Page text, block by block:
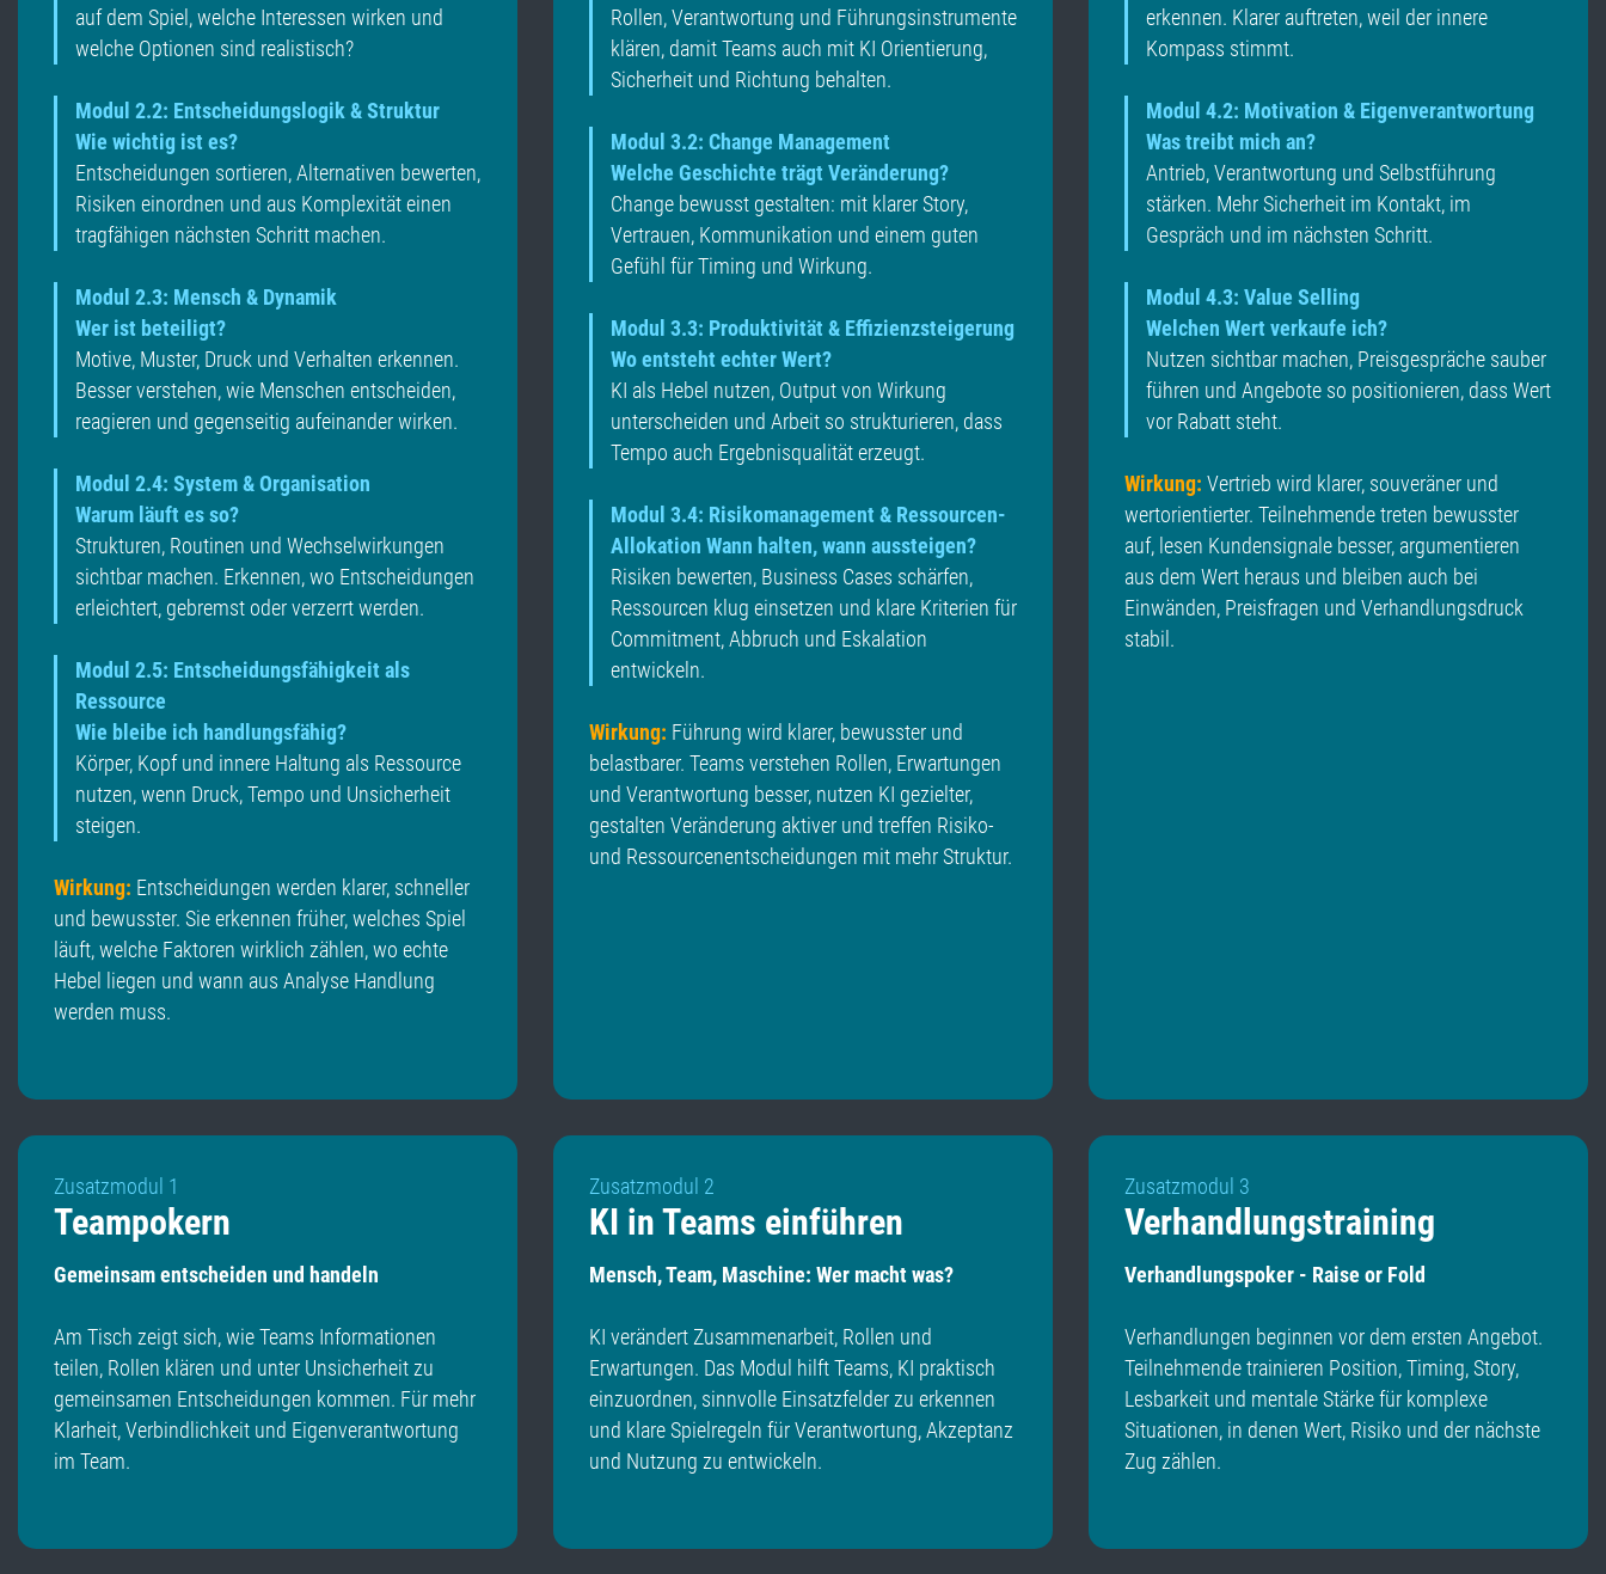
auf dem Spiel, welche Interessen wirken und
welche Optionen sind realistisch?
Modul 2.2: Entscheidungslogik & Struktur
Wie wichtig ist es?
Entscheidungen sortieren, Alternativen bewerten,
Risiken einordnen und aus Komplexität einen
tragfähigen nächsten Schritt machen.
Modul 2.3: Mensch & Dynamik
Wer ist beteiligt?
Motive, Muster, Druck und Verhalten erkennen.
Besser verstehen, wie Menschen entscheiden,
reagieren und gegenseitig aufeinander wirken.
Modul 2.4: System & Organisation
Warum läuft es so?
Strukturen, Routinen und Wechselwirkungen
sichtbar machen. Erkennen, wo Entscheidungen
erleichtert, gebremst oder verzerrt werden.
Modul 2.5: Entscheidungsfähigkeit als
Ressource
Wie bleibe ich handlungsfähig?
Körper, Kopf und innere Haltung als Ressource
nutzen, wenn Druck, Tempo und Unsicherheit
steigen.
Wirkung: Entscheidungen werden klarer, schneller
und bewusster. Sie erkennen früher, welches Spiel
läuft, welche Faktoren wirklich zählen, wo echte
Hebel liegen und wann aus Analyse Handlung
werden muss.
Rollen, Verantwortung und Führungsinstrumente
klären, damit Teams auch mit KI Orientierung,
Sicherheit und Richtung behalten.
Modul 3.2: Change Management
Welche Geschichte trägt Veränderung?
Change bewusst gestalten: mit klarer Story,
Vertrauen, Kommunikation und einem guten
Gefühl für Timing und Wirkung.
Modul 3.3: Produktivität & Effizienzsteigerung
Wo entsteht echter Wert?
KI als Hebel nutzen, Output von Wirkung
unterscheiden und Arbeit so strukturieren, dass
Tempo auch Ergebnisqualität erzeugt.
Modul 3.4: Risikomanagement & Ressourcen-
Allokation Wann halten, wann aussteigen?
Risiken bewerten, Business Cases schärfen,
Ressourcen klug einsetzen und klare Kriterien für
Commitment, Abbruch und Eskalation
entwickeln.
Wirkung: Führung wird klarer, bewusster und
belastbarer. Teams verstehen Rollen, Erwartungen
und Verantwortung besser, nutzen KI gezielter,
gestalten Veränderung aktiver und treffen Risiko-
und Ressourcenentscheidungen mit mehr Struktur.
erkennen. Klarer auftreten, weil der innere
Kompass stimmt.
Modul 4.2: Motivation & Eigenverantwortung
Was treibt mich an?
Antrieb, Verantwortung und Selbstführung
stärken. Mehr Sicherheit im Kontakt, im
Gespräch und im nächsten Schritt.
Modul 4.3: Value Selling
Welchen Wert verkaufe ich?
Nutzen sichtbar machen, Preisgespräche sauber
führen und Angebote so positionieren, dass Wert
vor Rabatt steht.
Wirkung: Vertrieb wird klarer, souveräner und
wertorientierter. Teilnehmende treten bewusster
auf, lesen Kundensignale besser, argumentieren
aus dem Wert heraus und bleiben auch bei
Einwänden, Preisfragen und Verhandlungsdruck
stabil.
Zusatzmodul 1
Teampokern
Gemeinsam entscheiden und handeln
Am Tisch zeigt sich, wie Teams Informationen
teilen, Rollen klären und unter Unsicherheit zu
gemeinsamen Entscheidungen kommen. Für mehr
Klarheit, Verbindlichkeit und Eigenverantwortung
im Team.
Zusatzmodul 2
KI in Teams einführen
Mensch, Team, Maschine: Wer macht was?
KI verändert Zusammenarbeit, Rollen und
Erwartungen. Das Modul hilft Teams, KI praktisch
einzuordnen, sinnvolle Einsatzfelder zu erkennen
und klare Spielregeln für Verantwortung, Akzeptanz
und Nutzung zu entwickeln.
Zusatzmodul 3
Verhandlungstraining
Verhandlungspoker - Raise or Fold
Verhandlungen beginnen vor dem ersten Angebot.
Teilnehmende trainieren Position, Timing, Story,
Lesbarkeit und mentale Stärke für komplexe
Situationen, in denen Wert, Risiko und der nächste
Zug zählen.